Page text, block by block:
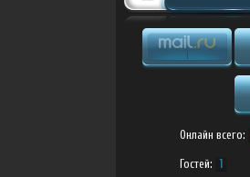
Онлайн всего:
Гостей: 1